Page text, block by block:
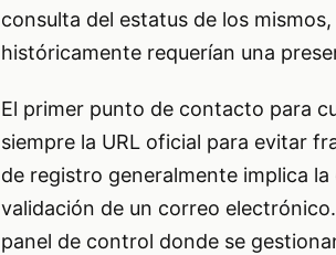
consulta del estatus de los
históricamente requerían una
El primer punto de contacto para
siempre la URL oficial para evitar
de registro generalmente implica
validación de un correo
panel de control donde se